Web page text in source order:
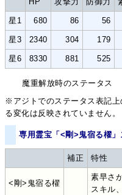
星1 680 86 56
星3 2340 304 179
星6 8330 881 525
魔重解放時のステータス
※アジトでのステータス表記
る変化は反映されていません。
専用霊宝「<剛>鬼宿る櫂
補正 特性
<剛>鬼宿る櫂
素早さ
スキル